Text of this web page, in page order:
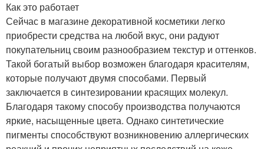
Как это работает
Сейчас в магазине декоративной косметики легко
приобрести средства на любой вкус, они радуют
покупательниц своим разнообразием текстур и оттенков.
Такой богатый выбор возможен благодаря красителям,
которые получают двумя способами. Первый
заключается в синтезировании красящих молекул.
Благодаря такому способу производства получаются
яркие, насыщенные цвета. Однако синтетические
пигменты способствуют возникновению аллергических